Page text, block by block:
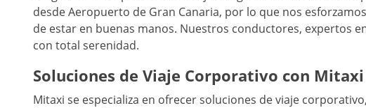
desde Aeropuerto de Gran Canaria, por lo que nos
de estar en buenas manos. Nuestros conductores, expertos
con total serenidad.
Soluciones de Viaje Corporativo con Mitaxi
Mitaxi se especializa en ofrecer soluciones de viaje